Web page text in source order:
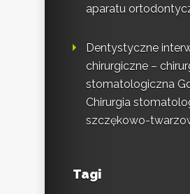
aparatu
Dentystyczne
chirurgiczne –
stomatologiczna
Chirurgia
szczękowo-
Tagi